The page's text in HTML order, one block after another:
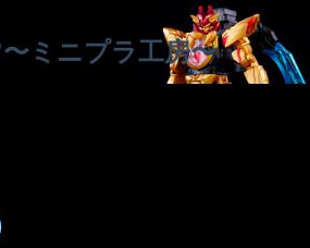
ミニプラ工房〜